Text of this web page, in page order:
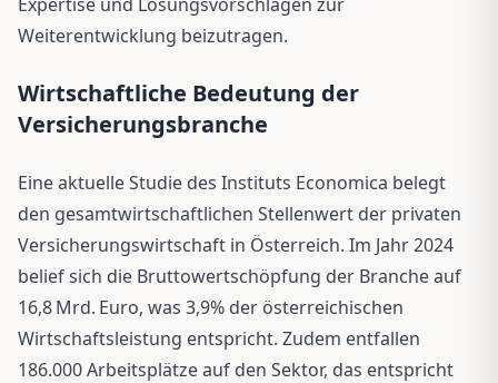
Weiterentwicklung beizutragen.
Wirtschaftliche Bedeutung der
Versicherungsbranche
Eine aktuelle Studie des Instituts Economica belegt
den gesamtwirtschaftlichen Stellenwert der privaten
Versicherungswirtschaft in Österreich. Im Jahr 2024
belief sich die Bruttowertschöpfung der Branche auf
16,8 Mrd. Euro, was 3,9% der österreichischen
Wirtschaftsleistung entspricht. Zudem entfallen
186.000 Arbeitsplätze auf den Sektor, das entspricht